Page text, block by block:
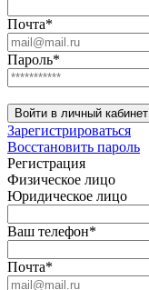
Почта*
Пароль*
Войти в личный кабинет
Зарегистрироваться
Восстановить пароль
Регистрация
Физическое лицо
Юридическое лицо
Ваш телефон*
Почта*